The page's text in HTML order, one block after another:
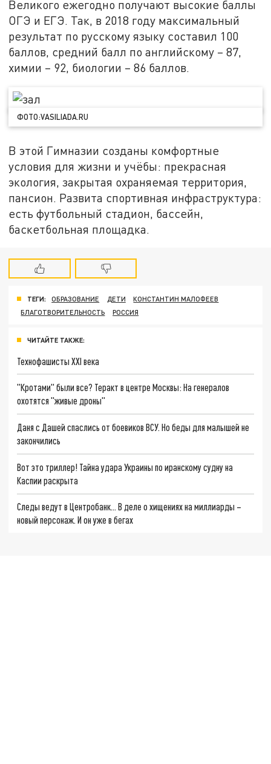
Великого ежегодно получают высокие баллы
ОГЭ и ЕГЭ. Так, в 2018 году максимальный
результат по русскому языку составил 100
баллов, средний балл по английскому – 87,
химии – 92, биологии – 86 баллов.
ФОТО:VASILIADA.RU
В этой Гимназии созданы комфортные
условия для жизни и учёбы: прекрасная
экология, закрытая охраняемая территория,
пансион. Развита спортивная инфраструктура:
есть футбольный стадион, бассейн,
баскетбольная площадка.
ТЕГИ: ОБРАЗОВАНИЕ ДЕТИ
КОНСТАНТИН МАЛОФЕЕВ
БЛАГОТВОРИТЕЛЬНОСТЬ
РОССИЯ
ЧИТАЙТЕ ТАКЖЕ:
Технофашисты XXI века
"Кротами" были все? Теракт в центре Москвы: На генералов
охотятся "живые дроны"
Даня с Дашей спаслись от боевиков ВСУ. Но беды для малышей не
закончились
Вот это триллер! Тайна удара Украины по иранскому судну на
Каспии раскрыта
Следы ведут в Центробанк… В деле о хищениях на миллиарды –
новый персонаж. И он уже в бегах